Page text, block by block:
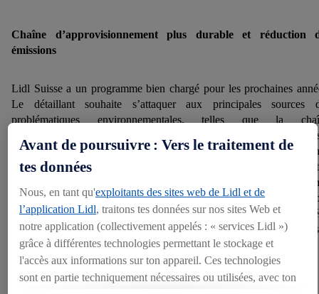
Chaîne d’approvisionnement plus durable et réduction
émissions
Lidl Suisse a un programme bien chargé pour les prochaines
Le détaillant souhaite s’attaquer aux principales sources
problématiques environnementales, telles que la
d’approvisionnement. Lidl Suisse s’engage donc à concevoir
chaînes d’approvisionnement sans déforestation, sans
sans exploitation en ce qui concerne les matières premières que
soja, le cacao, l’huile de palme, la viande de bœuf et le café. De
Lidl Suisse s’est donné pour objectif de réduire ses propres
de CO2 ainsi que celles de ses fournisseurs. Par ailleurs, il est
que le rapport entre sources de protéines animales et végétales
quantifié et publié.
Torsten Friedrich, CEO de Lidl Suisse, met son
Avant de poursuivre : Vers le traitement de
tes données
Nous, en tant qu'exploitants des sites web de Lidl et de
l’application Lidl, traitons tes données sur nos sites Web et
notre application (collectivement appelés : « services Lidl »)
grâce à différentes technologies permettant le stockage et
l'accès aux informations sur ton appareil. Ces technologies
sont en partie techniquement nécessaires ou utilisées, avec ton